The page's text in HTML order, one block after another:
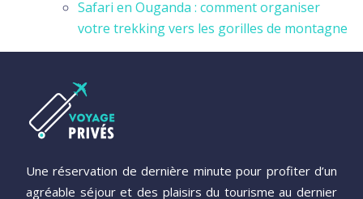
Safari en Ouganda : comment organiser
votre trekking vers les gorilles de montagne
Une réservation de dernière minute pour profiter d’un
agréable séjour et des plaisirs du tourisme au dernier